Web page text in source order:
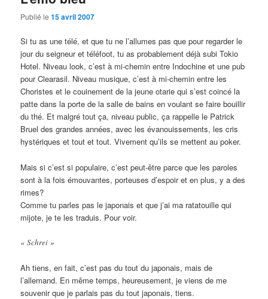
Publié le15 avril 2007
Si tu as une télé, et que tu ne l’allumes pas que pour regarder le
jour du seigneur et téléfoot, tu as probablement déjà subi Tokio
Hotel. Niveau look, c’est à mi-chemin entre Indochine et une pub
pour Clearasil. Niveau musique, c’est à mi-chemin entre les
Choristes et le couinement de la jeune otarie qui s’est coincé la
patte dans la porte de la salle de bains en voulant se faire bouillir
du thé. Et malgré tout ça, niveau public, ça rappelle le Patrick
Bruel des grandes années, avec les évanouissements, les cris
hystériques et tout et tout. Vivement qu’ils se mettent au poker.
Mais si c’est si populaire, c’est peut-être parce que les paroles
sont à la fois émouvantes, porteuses d’espoir et en plus, y a des
rimes?
Comme tu parles pas le japonais et que j’ai ma ratatouille qui
mijote, je te les traduis. Pour voir.
« Schrei »
Ah tiens, en fait, c’est pas du tout du japonais, mais de
l’allemand. En même temps, heureusement, je viens de me
souvenir que je parlais pas du tout japonais, tiens.